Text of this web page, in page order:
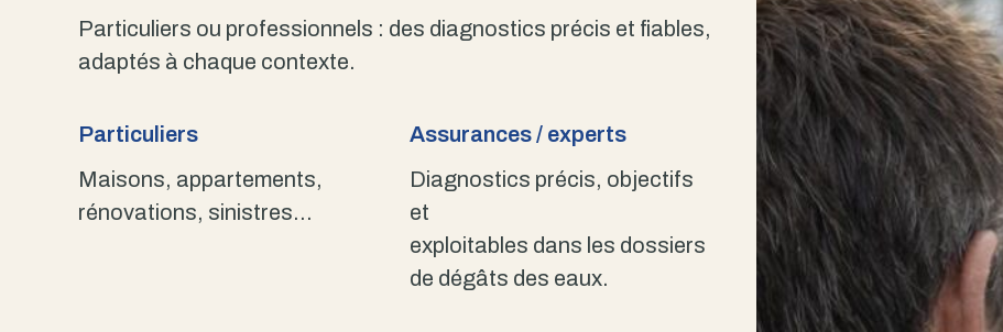
Particuliers ou professionnels : des diagnostics précis et fiables,
adaptés à chaque contexte.
Particuliers
Maisons, appartements,
rénovations, sinistres…
Assurances / experts
Diagnostics précis, objectifs
et
exploitables dans les dossiers
de dégâts des eaux.